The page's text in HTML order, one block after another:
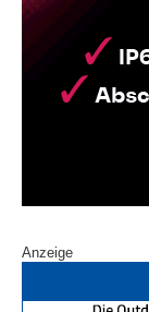
Anzeige